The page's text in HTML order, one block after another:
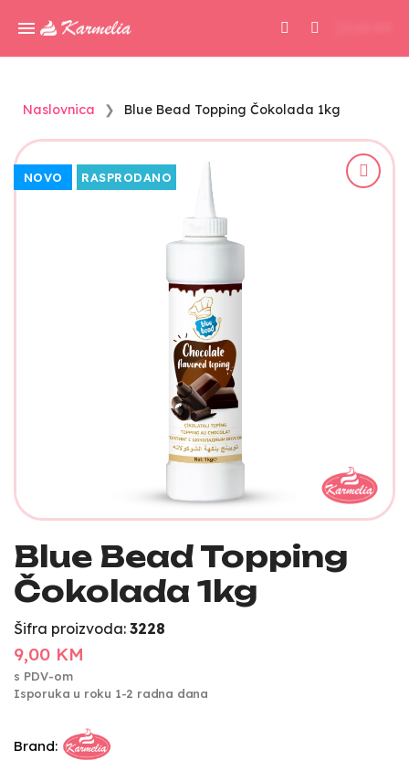
Naslovnica Blue Bead Topping Čokolada 1kg
NOVO RASPRODANO
Blue Bead Topping
Čokolada 1kg
Šifra proizvoda: 3228
9,00 KM
s PDV-om
Isporuka u roku 1-2 radna dana
Brand: